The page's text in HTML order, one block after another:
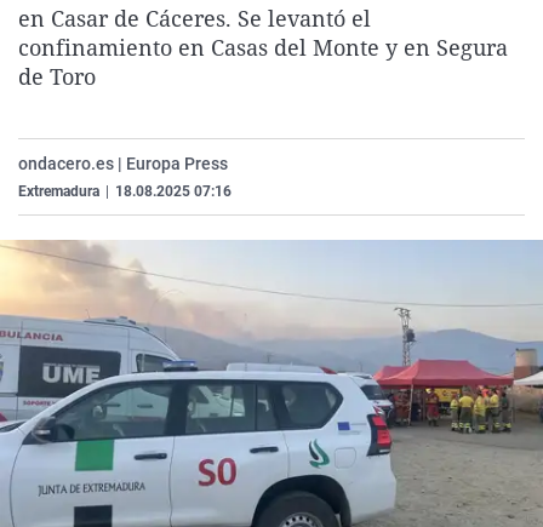
La rosa de los vientos
Gente viajera
Caso
Retornados
Operación Viuda
Extremadura
Galicia
Navarra
Virales
Televisión
en Casar de Cáceres. Se levantó el
confinamiento en Casas del Monte y en ⁠Segura
de Toro
ondacero.es | Europa Press
Extremadura 18.08.2025 07:16